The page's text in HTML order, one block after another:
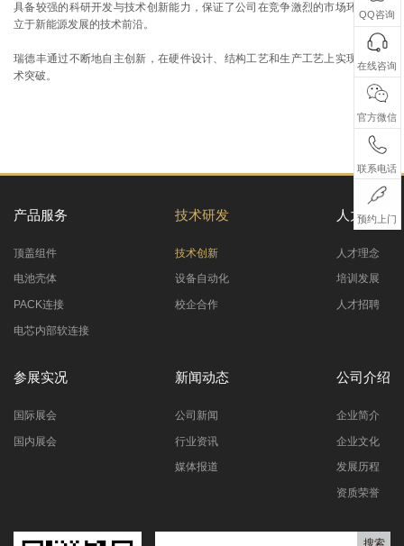
具备较强的科研开发与技术创新能力，保证了公司在竞争激烈的市场环境下屹
立于新能源发展的技术前沿。
瑞德丰通过不断地自主创新，在硬件设计、结构工艺和生产工艺上实现多项技
术突破。
产品服务
顶盖组件
电池壳体
PACK连接
电芯内部软连接
技术研发
技术创新
设备自动化
校企合作
人力资源
人才理念
培训发展
人才招聘
参展实况
国际展会
国内展会
新闻动态
公司新闻
行业资讯
媒体报道
公司介绍
企业简介
企业文化
发展历程
资质荣誉
QQ咨询
在线咨询
官方微信
联系电话
预约上门